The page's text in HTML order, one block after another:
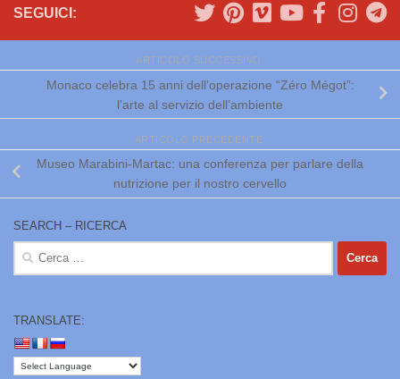
SEGUICI:
ARTICOLO SUCCESSIVO
Monaco celebra 15 anni dell’operazione “Zéro Mégot”:
l’arte al servizio dell’ambiente
ARTICOLO PRECEDENTE
Museo Marabini-Martac: una conferenza per parlare della
nutrizione per il nostro cervello
SEARCH – RICERCA
Ricerca
TRANSLATE: